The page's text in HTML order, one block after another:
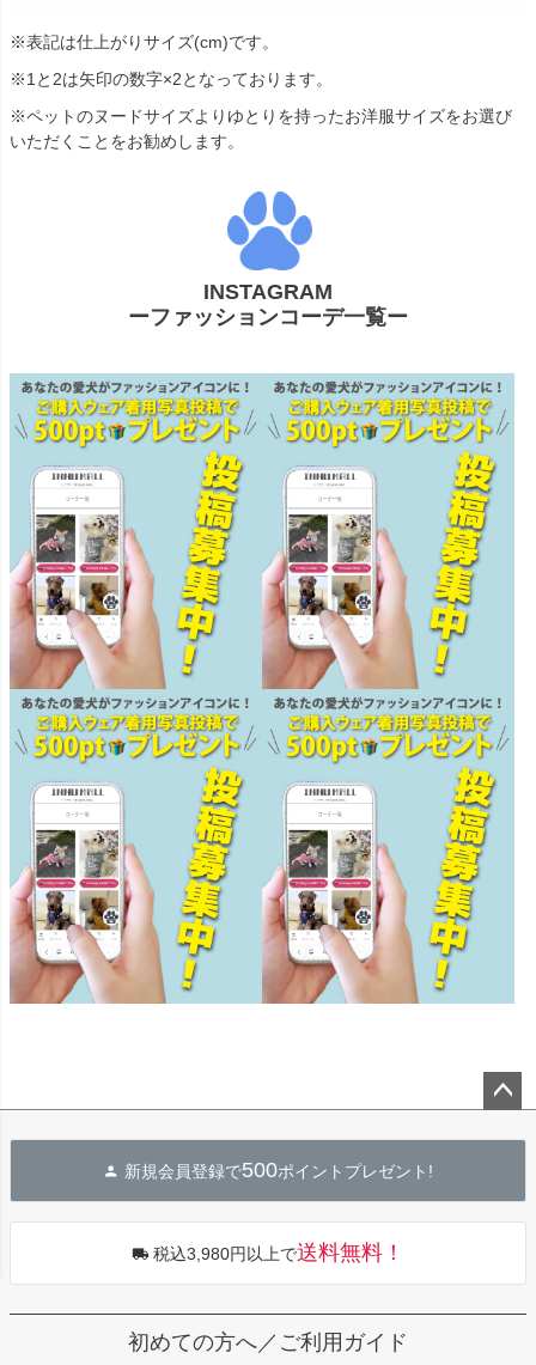
※表記は仕上がりサイズ(cm)です。
※1と2は矢印の数字×2となっております。
※ペットのヌードサイズよりゆとりを持ったお洋服サイズをお選び
いただくことをお勧めします。
INSTAGRAM
ーファッションコーデ一覧ー
へ
新規会員登録で500ポイントプレゼント!
税込3,980円以上で送料無料！
初めての方へ／ご利用ガイド